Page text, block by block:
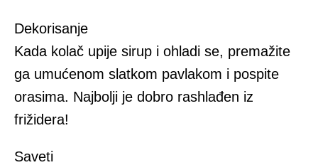
Dekorisanje
Kada kolač upije sirup i ohladi se, premažite
ga umućenom slatkom pavlakom i pospite
orasima. Najbolji je dobro rashlađen iz
frižidera!
Saveti